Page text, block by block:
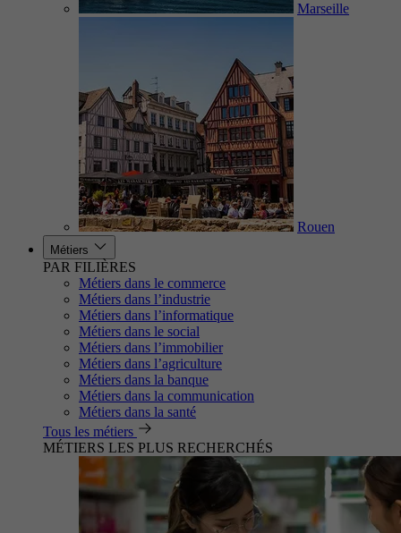
Marseille
Rouen
Métiers
PAR FILIÈRES
Métiers dans le commerce
Métiers dans l’industrie
Métiers dans l’informatique
Métiers dans le social
Métiers dans l’immobilier
Métiers dans l’agriculture
Métiers dans la banque
Métiers dans la communication
Métiers dans la santé
Tous les métiers
MÉTIERS LES PLUS RECHERCHÉS